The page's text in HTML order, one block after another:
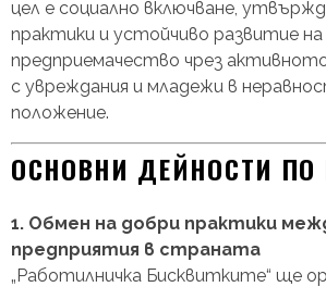
цел е социално включване,
практики и устойчиво развитие
предприемачество чрез
с увреждания и младежи в
положение.
ОСНОВНИ ДЕЙНОСТИ ПО
1. Обмен на добри практики
предприятия в страната
„Работилничка Бисквитките“ ще